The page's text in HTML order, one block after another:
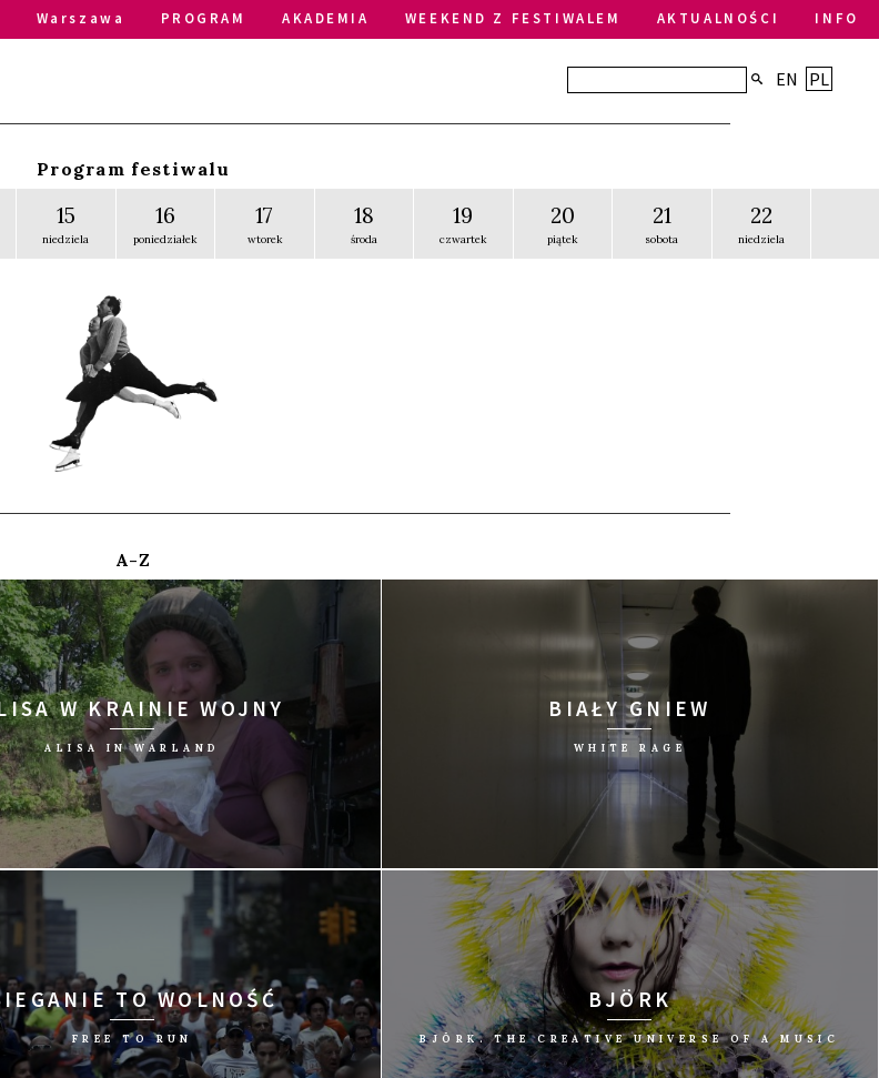
Warszawa PROGRAM AKADEMIA WEEKEND Z FESTIWALEM AKTUALNOŚCI INFO
EN PL
Program festiwalu
15
niedziela
16
poniedziałek
17
wtorek
18
środa
19
czwartek
20
piątek
21
sobota
22
niedziela
A-Z
W KRAINIE WOJNY
ALISA IN WARLAND
Liubow Durakowa/Polska, 2015/74 min
BIAŁY GNIEW
WHITE RAGE
reż. Arto Halonen/Finlandia, 2015/75 min
TO WOLNOŚĆ
FREE TO RUN
BJÖRK
BJÖRK. THE CREATIVE UNIVERSE OF A MUSIC